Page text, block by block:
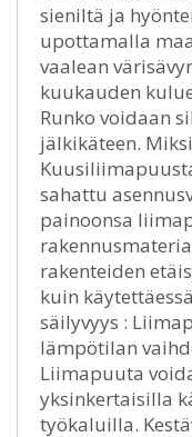
sieniltä ja
upottamalla
vaalean
kuukauden
Runko voidaan
jälkikäteen.
sahattu
painoonsa
rakenteiden
kuin
säilyvyys :
lämpötilan
Liimapuuta
yksinkertaisilla
työkaluilla.